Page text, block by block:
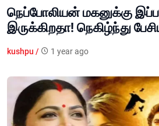
நெப்போலியன் மகனுக்கு
இருக்கிறதா! நெகிழ்ந்து
kushpu / 1 year ago